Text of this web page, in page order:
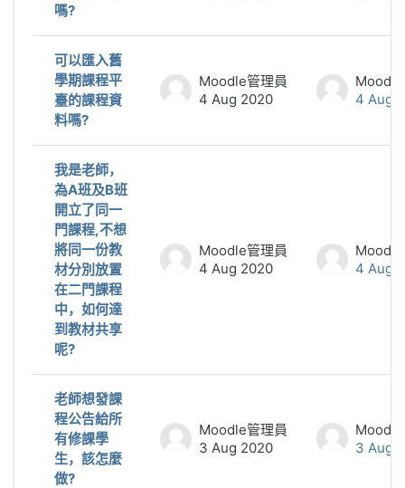
嗎?
可以匯入舊
學期課程平
臺的課程資
料嗎?
Moodle管理員
4 Aug 2020
4 Aug
我是老師，
為A班及B班
開立了同一
門課程,不想
將同一份教
材分別放置
在二門課程
中，如何達
到教材共享
呢?
Moodle管理員
4 Aug 2020
4 Aug
老師想發課
程公告給所
有修課學
生，該怎麼
做?
Moodle管理員
3 Aug 2020
3 Aug